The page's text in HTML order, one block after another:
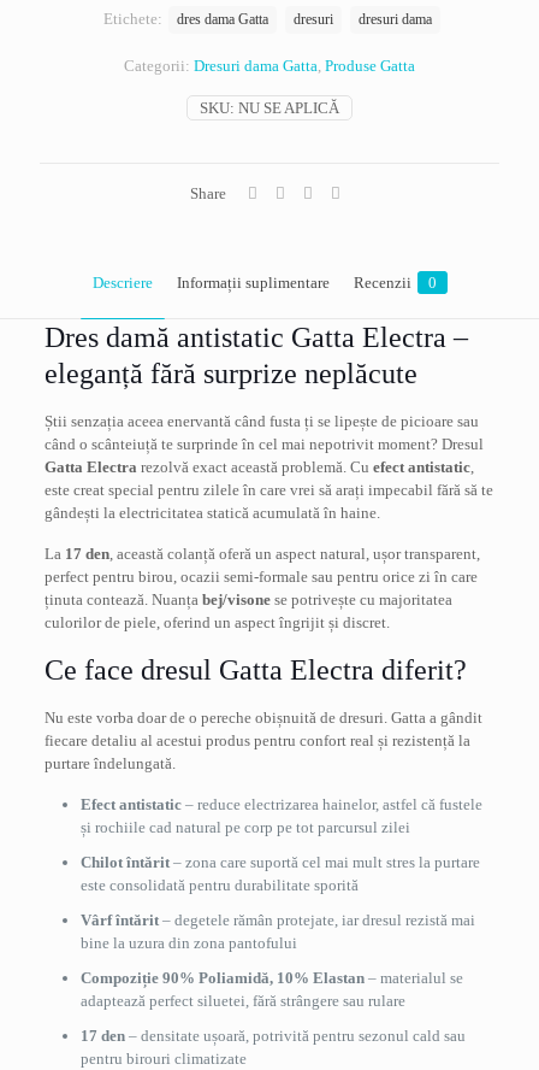
SKU: NU SE APLICĂ
Categorii: Dresuri dama Gatta, Produse Gatta
Etichete: dres dama Gatta dresuri dresuri dama
Share
Descriere Informații suplimentare Recenzii 0
Dres damă antistatic Gatta Electra –
eleganță fără surprize neplăcute
Știi senzația aceea enervantă când fusta ți se lipește de picioare sau
când o scânteiuță te surprinde în cel mai nepotrivit moment? Dresul
Gatta Electra rezolvă exact această problemă. Cu efect antistatic,
este creat special pentru zilele în care vrei să arați impecabil fără să te
gândești la electricitatea statică acumulată în haine.
La 17 den, această colanță oferă un aspect natural, ușor transparent,
perfect pentru birou, ocazii semi-formale sau pentru orice zi în care
ținuta contează. Nuanța bej/visonese potrivește cu majoritatea
culorilor de piele, oferind un aspect îngrijit și discret.
Ce face dresul Gatta Electra diferit?
Nu este vorba doar de o pereche obișnuită de dresuri. Gatta a gândit
fiecare detaliu al acestui produs pentru confort real și rezistență la
purtare îndelungată.
Efect antistatic– reduce electrizarea hainelor, astfel că fustele
și rochiile cad natural pe corp pe tot parcursul zilei
Chilot întărit– zona care suportă cel mai mult stres la purtare
este consolidată pentru durabilitate sporită
Vârf întărit– degetele rămân protejate, iar dresul rezistă mai
bine la uzura din zona pantofului
Compoziție 90% Poliamidă, 10% Elastan– materialul se
adaptează perfect siluetei, fără strângere sau rulare
17 den– densitate ușoară, potrivită pentru sezonul cald sau
pentru birouri climatizate